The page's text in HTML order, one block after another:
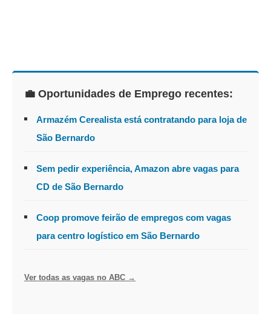
💼 Oportunidades de Emprego recentes:
Armazém Cerealista está contratando para loja de
São Bernardo
Sem pedir experiência, Amazon abre vagas para
CD de São Bernardo
Coop promove feirão de empregos com vagas
para centro logístico em São Bernardo
Ver todas as vagas no ABC →